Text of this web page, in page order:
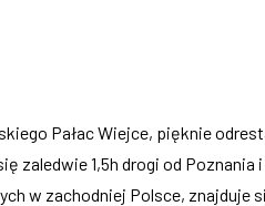
Pałac Wiejce, pięknie
zaledwie 1,5h drogi od Poznania i
w zachodniej Polsce,